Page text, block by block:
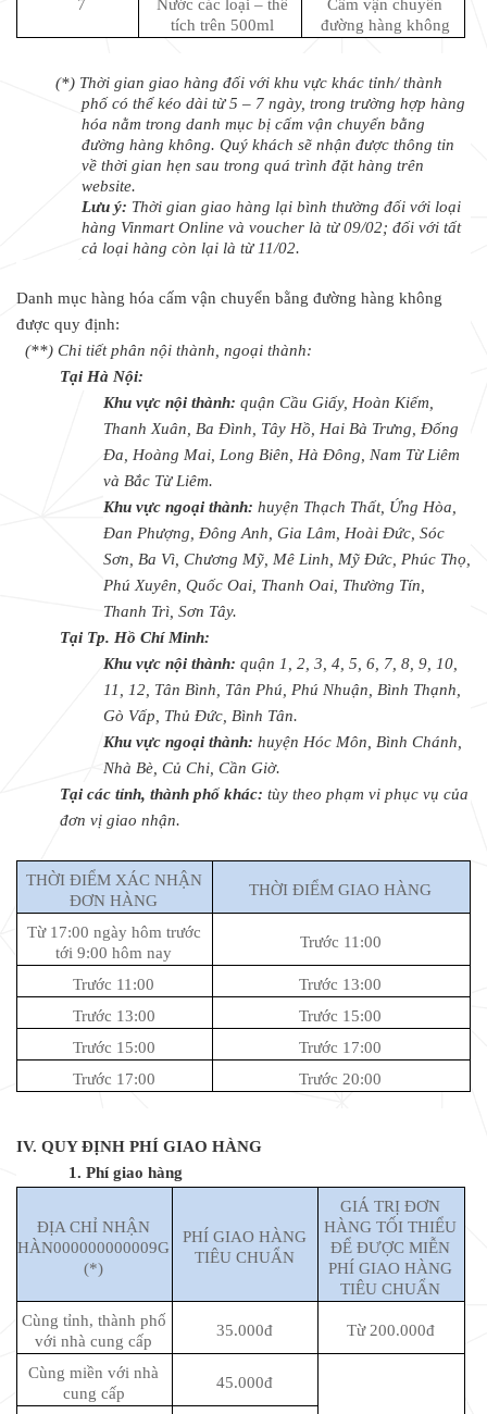
7
Nước các loại – thể
tích trên 500ml
Cấm vận chuyển
đường hàng không
(*) Thời gian giao hàng đối với khu vực khác tỉnh/ thành
phố có thể kéo dài từ 5 – 7 ngày, trong trường hợp hàng
hóa nằm trong danh mục bị cấm vận chuyển bằng
đường hàng không. Quý khách sẽ nhận được thông tin
về thời gian hẹn sau trong quá trình đặt hàng trên
website.
Lưu ý: Thời gian giao hàng lại bình thường đối với loại
hàng Vinmart Online và voucher là từ 09/02; đối với tất
cả loại hàng còn lại là từ 11/02.
Danh mục hàng hóa cấm vận chuyển bằng đường hàng không
được quy định:
(**) Chi tiết phân nội thành, ngoại thành:
Tại Hà Nội:
Khu vực nội thành: quận Cầu Giấy, Hoàn Kiếm,
Thanh Xuân, Ba Đình, Tây Hồ, Hai Bà Trưng, Đống
Đa, Hoàng Mai, Long Biên, Hà Đông, Nam Từ Liêm
và Bắc Từ Liêm.
Khu vực ngoại thành: huyện Thạch Thất, Ứng Hòa,
Đan Phượng, Đông Anh, Gia Lâm, Hoài Đức, Sóc
Sơn, Ba Vì, Chương Mỹ, Mê Linh, Mỹ Đức, Phúc Thọ,
Phú Xuyên, Quốc Oai, Thanh Oai, Thường Tín,
Thanh Trì, Sơn Tây.
Tại Tp. Hồ Chí Minh:
Khu vực nội thành: quận 1, 2, 3, 4, 5, 6, 7, 8, 9, 10,
11, 12, Tân Bình, Tân Phú, Phú Nhuận, Bình Thạnh,
Gò Vấp, Thủ Đức, Bình Tân.
Khu vực ngoại thành: huyện Hóc Môn, Bình Chánh,
Nhà Bè, Củ Chi, Cần Giờ.
Tại các tỉnh, thành phố khác: tùy theo phạm vi phục vụ của
đơn vị giao nhận.
THỜI ĐIỂM XÁC NHẬN
ĐƠN HÀNG
THỜI ĐIỂM GIAO HÀNG
Từ 17:00 ngày hôm trước
tới 9:00 hôm nay
Trước 11:00
Trước 11:00
Trước 13:00
Trước 13:00
Trước 15:00
Trước 15:00
Trước 17:00
Trước 17:00
Trước 20:00
IV. QUY ĐỊNH PHÍ GIAO HÀNG
1. Phí giao hàng
ĐỊA CHỈ NHẬN
HÀN000000000009G
(*)
PHÍ GIAO HÀNG
TIÊU CHUẨN
GIÁ TRỊ ĐƠN
HÀNG TỐI THIỂU
ĐỂ ĐƯỢC MIỄN
PHÍ GIAO HÀNG
TIÊU CHUẨN
Cùng tỉnh, thành phố
với nhà cung cấp
35.000đ Từ 200.000đ
Cùng miền với nhà
cung cấp
45.000đ